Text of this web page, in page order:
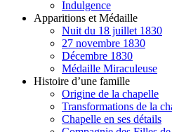
Indulgence
Apparitions et Médaille
Nuit du 18 juillet 1830
27 novembre 1830
Décembre 1830
Médaille Miraculeuse
Histoire d’une famille
Origine de la chapelle
Transformations de la
Chapelle en ses détails